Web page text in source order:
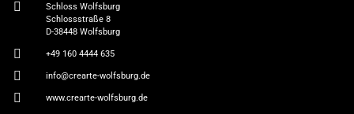
Schloss Wolfsburg
Schlossstraße 8
D-38448 Wolfsburg
+49 160 4444 635
info@crearte-wolfsburg.de
www.crearte-wolfsburg.de